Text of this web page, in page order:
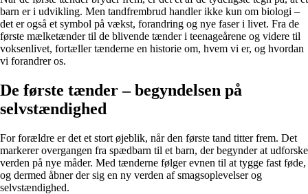
barn er i udvikling. Men tandfrembrud handler ikke kun om biologi –
det er også et symbol på vækst, forandring og nye faser i livet. Fra de
første mælketænder til de blivende tænder i teenageårene og videre til
voksenlivet, fortæller tænderne en historie om, hvem vi er, og hvordan
vi forandrer os.
De første tænder – begyndelsen på
selvstændighed
For forældre er det et stort øjeblik, når den første tand titter frem. Det
markerer overgangen fra spædbarn til et barn, der begynder at udforske
verden på nye måder. Med tænderne følger evnen til at tygge fast føde,
og dermed åbner der sig en ny verden af smagsoplevelser og
selvstændighed.